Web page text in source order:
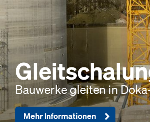
Bauwerke gleiten in
Mehr Informationen